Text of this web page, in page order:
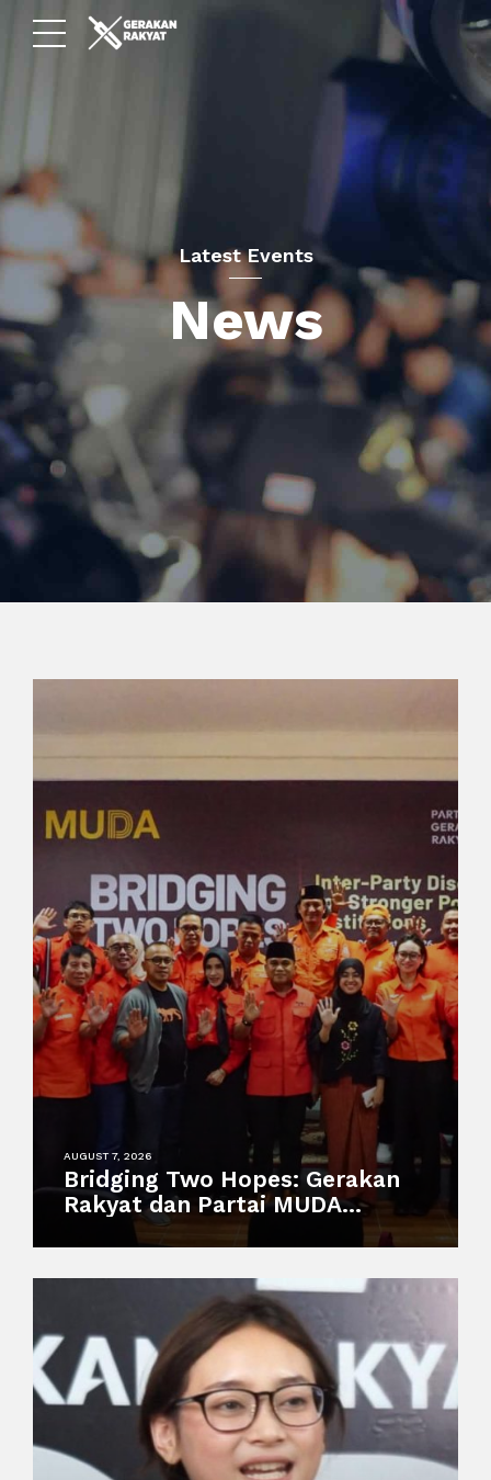
Latest Events
News
AUGUST 7, 2026
Bridging Two Hopes: Gerakan
Rakyat dan Partai MUDA
Malaysia Satukan Visi Politik
Anak Muda